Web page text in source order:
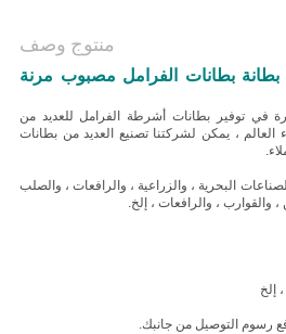
منتوج وصف
بطانات الفرامل مصبوب مرنة
من الخبرة في توفير بطانات أشرطة الفرامل للعديد من
العالم ، يمكن لشركتنا تصنيع العديد من بطانات
البحرية ، والزراعية ، والرافعات ، والصلب
والقوارب ، والرافعات ، إلخ.
إلخ
رسوم التوصيل من جانبك.